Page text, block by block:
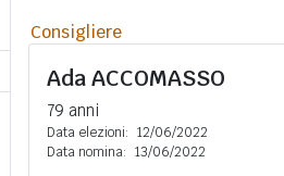
Consigliere
AdaACCOMASSO
79 anni
Data elezioni: 12/06/2022
Data nomina: 13/06/2022